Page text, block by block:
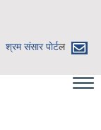
श्रम संसार पाेर्टल